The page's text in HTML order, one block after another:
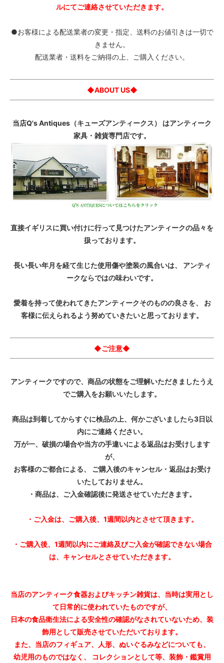
ルにてご連絡させていただきます。
●お客様による配送業者の変更・指定、送料のお値引きは一切で
きません。
配送業者・送料をご納得の上、ご購入ください。
◆ABOUT US◆
当店Q's Antiques（キューズアンティークス） はアンティーク
家具・雑貨専門店です。
直接イギリスに買い付けに行って見つけたアンティークの品々を
扱っております。
長い長い年月を経て生じた使用傷や塗装の風合いは、 アンティ
ークならではの味わいです。
愛着を持って使われてきたアンティークそのものの良さを、 お
客様に伝えられるよう努めていきたいと思っております。
◆ご注意◆
アンティークですので、商品の状態をご理解いただきましたうえ
でご購入をお願いいたします。
商品は到着してからすぐに検品の上、何かございましたら3日以
内にご連絡ください。
万が一、破損の場合や当方の手違いによる返品はお受けします
が、
お客様のご都合による、 ご購入後のキャンセル・返品はお受け
いたしておりません。
・商品は、ご入金確認後に発送させていただきます。
・ご入金は、ご購入後、1週間以内とさせて頂きます。
・ご購入後、1週間以内にご連絡及びご入金が確認できない場合
は、キャンセルとさせていただきます。
当店のアンティーク食器およびキッチン雑貨は、当時は実用とし
て日常的に使われていたものですが、
日本の食品衛生法による安全性の確認がなされていないため、装
飾用として販売させていただいております。
また、当店のフィギュア、人形、ぬいぐるみなどについても、
幼児用のものではなく、 コレクションとして等、装飾・鑑賞用